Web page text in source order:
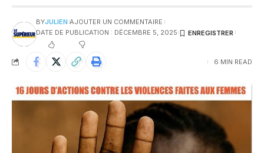
BYJULIEN AJOUTER UN COMMENTAIRE
DATE DE PUBLICATION : DÉCEMBRE 5, 2025
6 MIN READ